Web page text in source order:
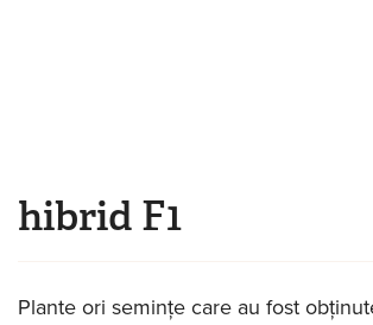
Eşti aici
hibrid F1
Plante ori semințe care au fost